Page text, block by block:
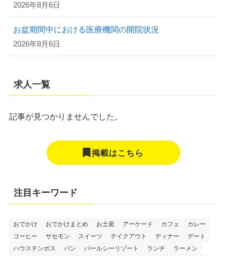
2026年8月6日
お盆期間中における医療機関の開院状況
2026年8月6日
求人一覧
記事が見つかりませんでした。
掲載はこちら
注目キーワード
おでかけ おでかけまとめ お土産 アーケード カフェ
カレー
コーヒー
サセモン スイーツ テイクアウト ディナー
デート
ハウステンボス
パン パールシーリゾート ランチ
ラーメン